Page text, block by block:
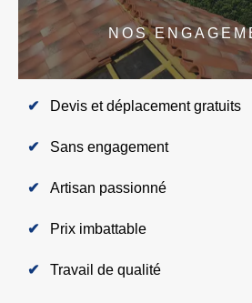
NOS
Devis et déplacement gratuits
Sans engagement
Artisan passionné
Prix imbattable
Travail de qualité